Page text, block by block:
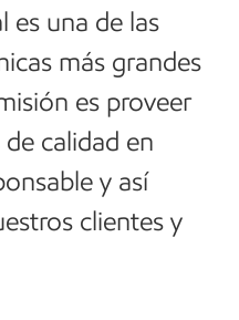
es una de las
más grandes
es proveer
calidad en
y así
clientes y